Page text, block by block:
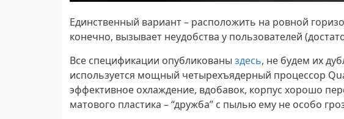
Единственный вариант – расположить на ровной
конечно, вызывает неудобства у пользователей
Все спецификации опубликованы здесь, не будем их
используется мощный четырехъядерный процессор
эффективное охлаждение, вдобавок, корпус хорошо
матового пластика – “дружба” с пылью ему не особо